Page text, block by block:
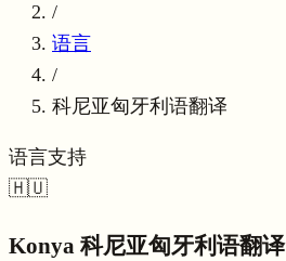
/
语言
/
科尼亚匈牙利语翻译
语言支持
🇭🇺
Konya 科尼亚匈牙利语翻译